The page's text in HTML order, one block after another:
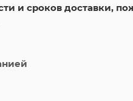
и сроков доставки,